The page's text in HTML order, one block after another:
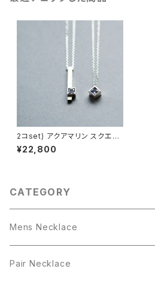
2コset) アクアマリン スクエア
ペア ネックレス シルバー925
¥22,800
CATEGORY
Mens Necklace
Pair Necklace